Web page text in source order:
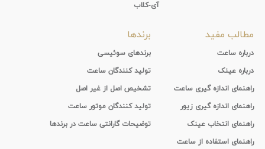
آی-کلاب
مطالب مفید
درباره ساعت
درباره عینک
راهنمای اندازه گیری ساعت
راهنمای اندازه گیری زیور
راهنمای انتخاب عینک
راهنمای استفاده از ساعت
برندها
برندهای سوئیسی
تولید کنندگان ساعت
تشخیص اصل از غیر اصل
تولید کنندگان موتور ساعت
توضیحات گارانتی ساعت در برندها